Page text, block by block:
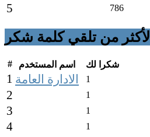
5 786
الأكثر من تلقي كلمة شكر
# اسم المستخدم شكرا لك
1 الادارة العامة 1
2 1
3 1
4 1